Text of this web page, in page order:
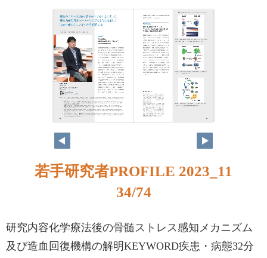
若手研究者PROFILE 2023_11
34/74
研究内容化学療法後の骨髄ストレス感知メカニズム
及び造血回復機構の解明KEYWORD疾患・病態32分